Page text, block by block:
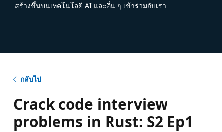
สร้างขึ้นบนเทคโนโลยี AI และอื่น ๆ เข้าร่วมกับเรา!
กลับไป
Crack code interview
problems in Rust: S2 Ep1